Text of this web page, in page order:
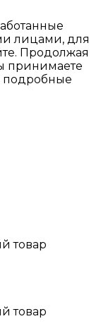
лицами, для
Продолжая
принимаете
подробные
товар
товар